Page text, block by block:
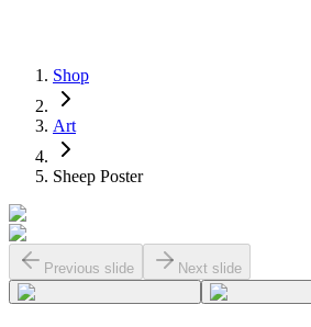
Shop
Art
Sheep Poster
Previous slide Next slide